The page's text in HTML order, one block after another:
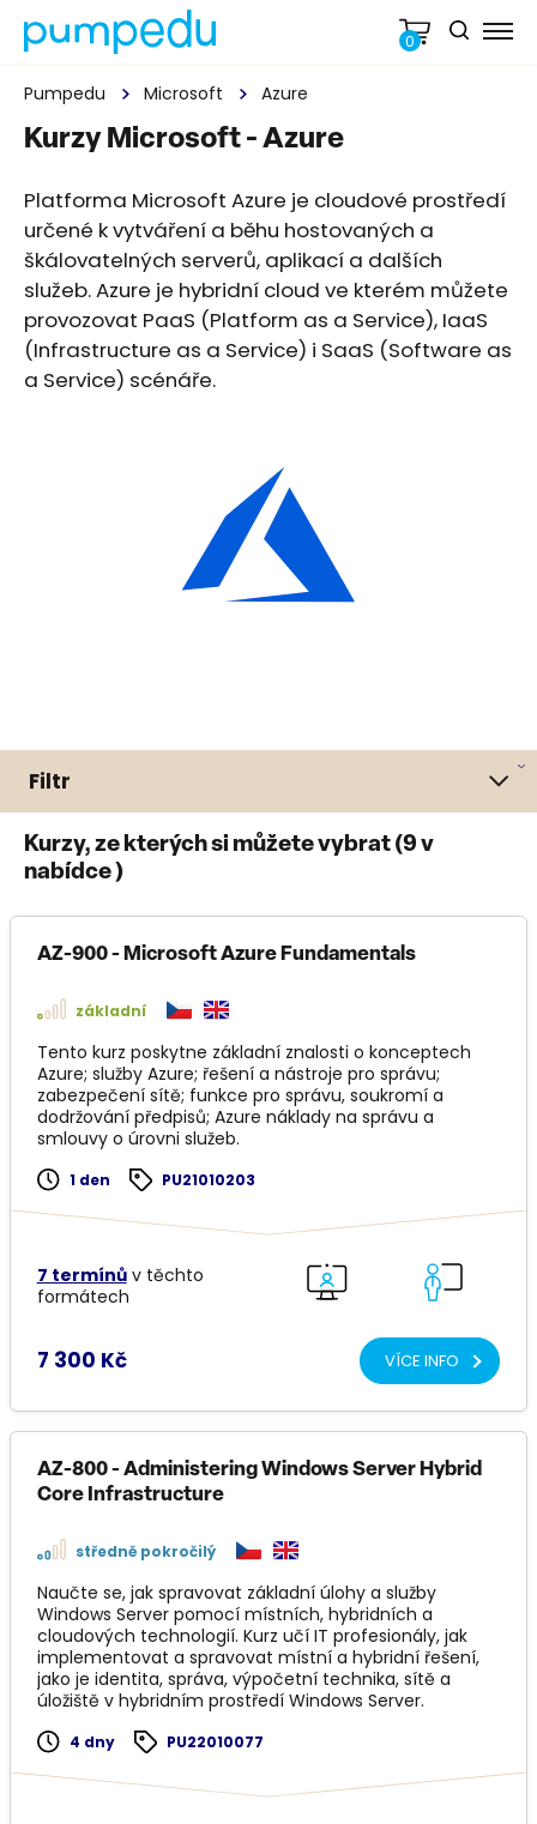
0
Pumpedu Microsoft Azure
Kurzy Microsoft - Azure
Platforma Microsoft Azure je cloudové prostředí
určené k vytváření a běhu hostovaných a
škálovatelných serverů, aplikací a dalších
služeb. Azure je hybridní cloud ve kterém můžete
provozovat PaaS (Platform as a Service), IaaS
(Infrastructure as a Service) i SaaS (Software as
a Service) scénáře.
Filtr
Kurzy, ze kterých si můžete vybrat (9 v
nabídce )
AZ-900 - Microsoft Azure Fundamentals
základní
Tento kurz poskytne základní znalosti o konceptech
Azure; služby Azure; řešení a nástroje pro správu;
zabezpečení sítě; funkce pro správu, soukromí a
dodržování předpisů; Azure náklady na správu a
smlouvy o úrovni služeb.
1 den PU21010203
7 termínův těchto
formátech
7 300 Kč VÍCE INFO
AZ-800 - Administering Windows Server Hybrid
Core Infrastructure
středně pokročilý
Naučte se, jak spravovat základní úlohy a služby
Windows Server pomocí místních, hybridních a
cloudových technologií. Kurz učí IT profesionály, jak
implementovat a spravovat místní a hybridní řešení,
jako je identita, správa, výpočetní technika, sítě a
úložiště v hybridním prostředí Windows Server.
4 dny PU22010077